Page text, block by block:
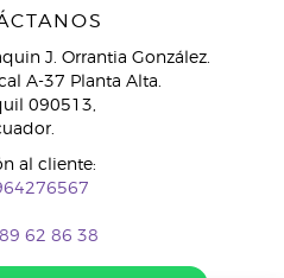
J. Orrantia González.
A-37 Planta Alta.
090513,
al cliente:
62 86 38